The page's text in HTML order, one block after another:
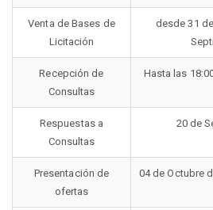
Venta de Bases de
Licitación
desde 31
Recepción de
Consultas
Hasta las
Respuestas a
Consultas
20 de
Presentación de
ofertas
04 de Octubre